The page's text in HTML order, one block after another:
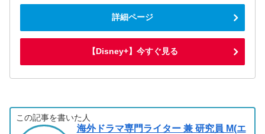
詳細ページ
【Disney+】今すぐ見る
この記事を書いた人
海外ドラマ専門ライター 兼 研究員 M(エ